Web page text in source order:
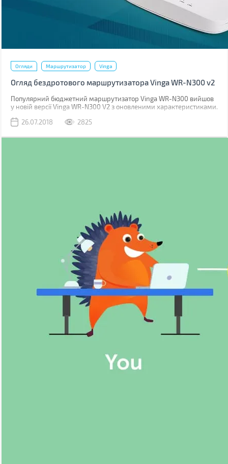
Огляди Маршрутизатор Vinga
Огляд бездротового маршрутизатора Vinga WR-N300 v2
Популярний бюджетний маршрутизатор Vinga WR-N300 вийшов
у новій версії Vinga WR-N300 V2 з оновленими характеристиками.
V2?26.07.2018 2825